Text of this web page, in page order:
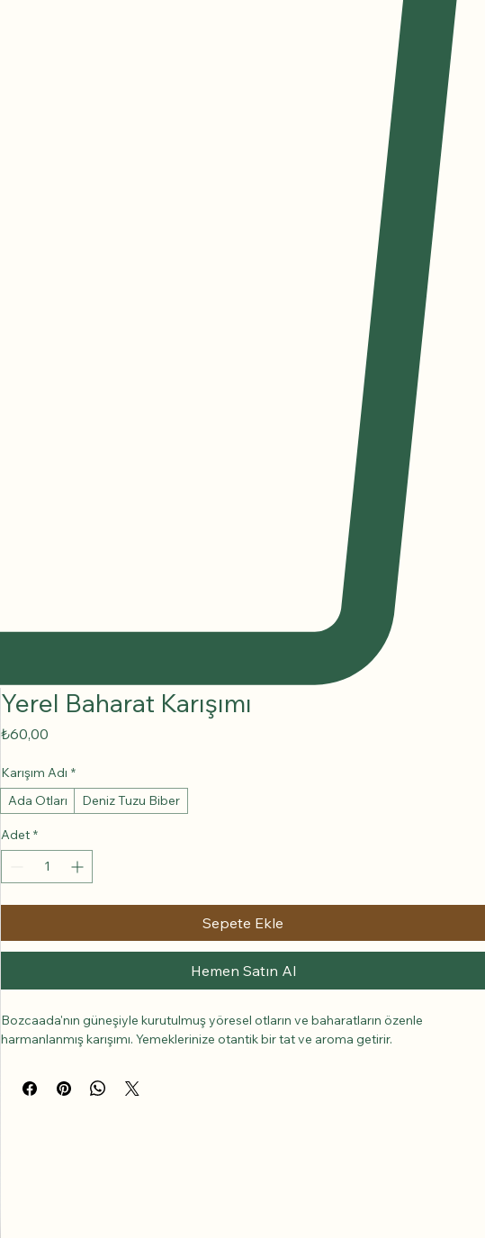
Yerel Baharat Karışımı
₺60,00
Karışım Adı *
Ada Otları
Deniz Tuzu Biber
Adet *
Sepete Ekle
Hemen Satın Al
Bozcaada'nın güneşiyle kurutulmuş yöresel otların ve baharatların özenle
harmanlanmış karışımı. Yemeklerinize otantik bir tat ve aroma getirir.